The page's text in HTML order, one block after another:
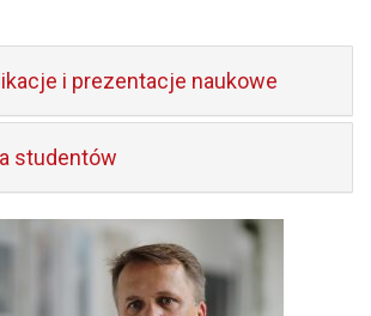
i prezentacje naukowe
studentów